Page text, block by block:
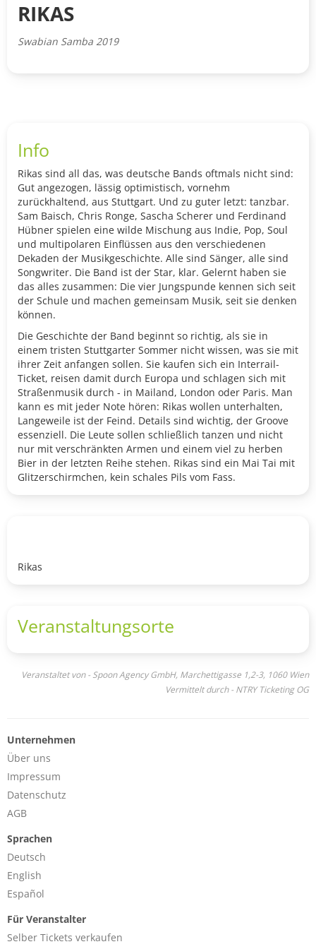
RIKAS
Swabian Samba 2019
Info
Rikas sind all das, was deutsche Bands oftmals nicht sind:
Gut angezogen, lässig optimistisch, vornehm
zurückhaltend, aus Stuttgart. Und zu guter letzt: tanzbar.
Sam Baisch, Chris Ronge, Sascha Scherer und Ferdinand
Hübner spielen eine wilde Mischung aus Indie, Pop, Soul
und multipolaren Einflüssen aus den verschiedenen
Dekaden der Musikgeschichte. Alle sind Sänger, alle sind
Songwriter. Die Band ist der Star, klar. Gelernt haben sie
das alles zusammen: Die vier Jungspunde kennen sich seit
der Schule und machen gemeinsam Musik, seit sie denken
können.
Die Geschichte der Band beginnt so richtig, als sie in
einem tristen Stuttgarter Sommer nicht wissen, was sie mit
ihrer Zeit anfangen sollen. Sie kaufen sich ein Interrail-
Ticket, reisen damit durch Europa und schlagen sich mit
Straßenmusik durch - in Mailand, London oder Paris. Man
kann es mit jeder Note hören: Rikas wollen unterhalten,
Langeweile ist der Feind. Details sind wichtig, der Groove
essenziell. Die Leute sollen schließlich tanzen und nicht
nur mit verschränkten Armen und einem viel zu herben
Bier in der letzten Reihe stehen. Rikas sind ein Mai Tai mit
Glitzerschirmchen, kein schales Pils vom Fass.
Rikas
Veranstaltungsorte
Veranstaltet von - Spoon Agency GmbH, Marchettigasse 1,2-3, 1060 Wien
Vermittelt durch - NTRY Ticketing OG
Unternehmen
Über uns
Impressum
Datenschutz
AGB
Sprachen
Deutsch
English
Español
Für Veranstalter
Selber Tickets verkaufen